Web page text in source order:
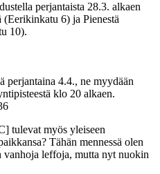
perjantaista 28.3. alkaen
6) ja Pienestä
10).
4.4., ne myydään
klo 20 alkaen.
tulevat myös yleiseen
Tähän mennessä olen
leffoja, mutta nyt nuokin